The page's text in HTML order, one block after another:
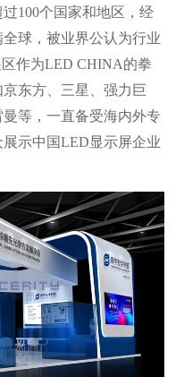
100个国家和地区，经
球，被业界公认为行业
作为LED CHINA的拳
东方、三星、强力巨
等，一直备受海内外专
示中国LED显示屏企业